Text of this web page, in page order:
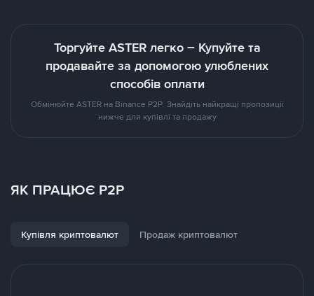
Торгуйте ASTER легко – Купуйте та
продавайте за допомогою улюблених
способів оплати
Обмінюйте ASTER на Binance P2P. Знайдіть найкращі пропозиції
нижче для купівлі та продажу
ЯК ПРАЦЮЄ P2P
Купівля криптовалют Продаж криптовалют